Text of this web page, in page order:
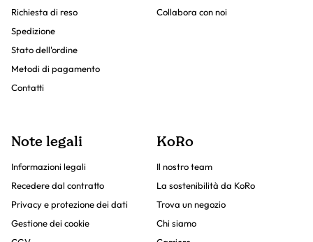
Richiesta di reso
Spedizione
Stato dell'ordine
Metodi di pagamento
Contatti
Collabora con noi
Note legali
Informazioni legali
Recedere dal contratto
Privacy e protezione dei dati
Gestione dei cookie
KoRo
Il nostro team
La sostenibilità da KoRo
Trova un negozio
Chi siamo